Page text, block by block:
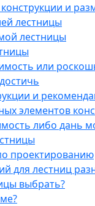
и
лестницы
лестницы
или
и
элементов
либо дань
проектированию
для лестниц
выбрать?